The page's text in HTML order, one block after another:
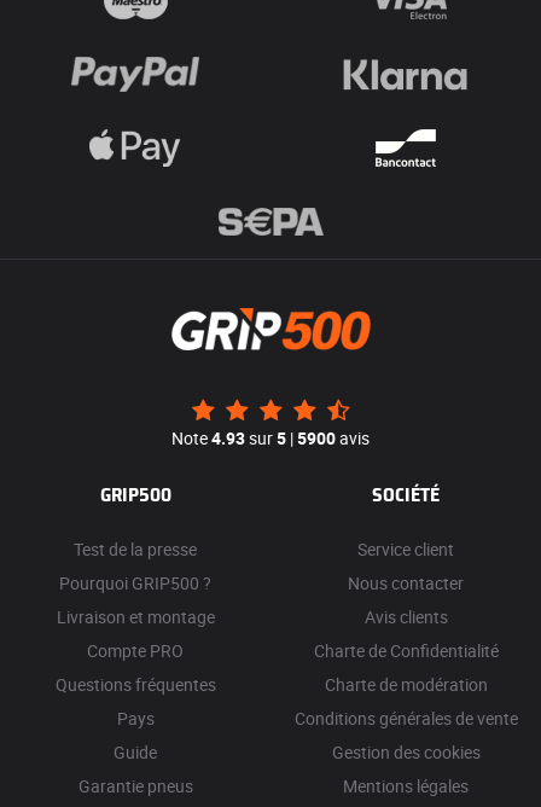
Note4.93sur5 |5900avis
GRIP500
Test de la presse
Pourquoi GRIP500 ?
Livraison et montage
Compte PRO
Questions fréquentes
Pays
Guide
Garantie pneus
SOCIÉTÉ
Service client
Nous contacter
Avis clients
Charte de Confidentialité
Charte de modération
Conditions générales de vente
Gestion des cookies
Mentions légales